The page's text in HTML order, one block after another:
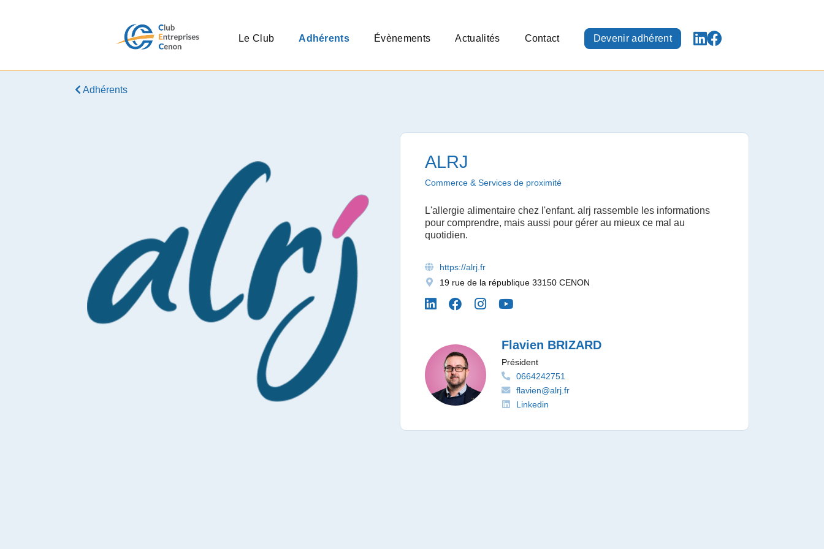
Le Club Adhérents Évènements Actualités Contact Devenir adhérent
Adhérents
ALRJ
Commerce & Services de proximité
L'allergie alimentaire chez l'enfant. alrj rassemble les informations
pour comprendre, mais aussi pour gérer au mieux ce mal au
quotidien.
https://alrj.fr
19 rue de la république 33150 CENON
Flavien BRIZARD
Président
0664242751
flavien@alrj.fr
Linkedin